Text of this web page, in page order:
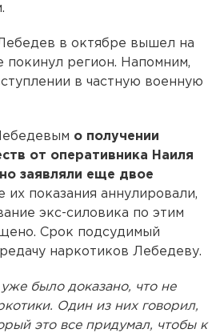
в октябре вышел на
покинул регион. Напомним,
в частную военную
о получении
от оперативника Наиля
заявляли еще двое
их показания аннулировали,
экс-силовика по этим
Срок подсудимый
наркотиков Лебедеву.
было доказано, что не
Один из них говорил,
это все придумал, чтобы к